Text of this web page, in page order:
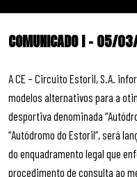
COMUNICADO I – 05/
A CE – Circuito Estoril, S.A.
modelos alternativos para a
desportiva denominada
“Autódromo do Estoril”, será
do enquadramento legal que
procedimento de consulta ao